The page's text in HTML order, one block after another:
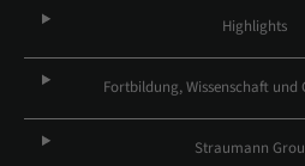
Highlights
Fortbildung, Wissenschaft und
Straumann